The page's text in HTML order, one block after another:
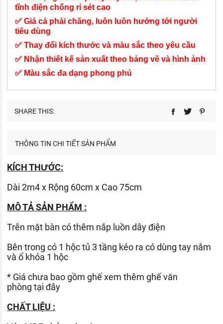
tĩnh điện chống rỉ sét cao
✅ Giá cả phải chăng, luôn luôn hướng tới người
tiêu dùng
✅ Thay đổi kích thước và màu sắc theo yêu cầu
✅ Nhận thiết kế sản xuất theo bảng vẽ và hình ảnh
✅ Màu sắc đa dạng phong phú
SHARE THIS:
THÔNG TIN CHI TIẾT SẢN PHẨM
KÍCH THƯỚC:
Dài 2m4 x Rộng 60cm x Cao 75cm
MÔ TẢ SẢN PHẨM :
Trên mặt bàn có thêm nắp luồn dây điện
Bên trong có 1 hộc tủ 3 tầng kéo ra có dùng tay nắm
và ổ khóa 1 hộc
* Giá chưa bao gồm ghế xem thêm ghế văn
phòngtại đây
CHẤT LIỆU :